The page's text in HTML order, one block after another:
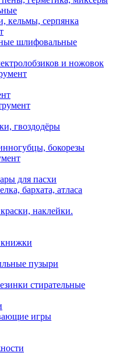
кельмы, серпянка
шлифовальные
и ножовок
гвоздодёры
бокорезы
для пасхи
бархата, атласа
наклейки.
пузыри
стирательные
игры